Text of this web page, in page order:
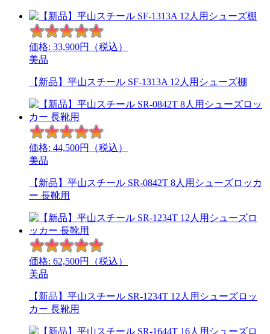
価格: 33,900円（税込）
美品
【新品】平山スチール SF-1313A 12人用シューズ棚
価格: 44,500円（税込）
美品
【新品】平山スチール SR-0842T 8人用シューズロッカ
ー 長靴用
価格: 62,500円（税込）
美品
【新品】平山スチール SR-1234T 12人用シューズロッ
カー 長靴用